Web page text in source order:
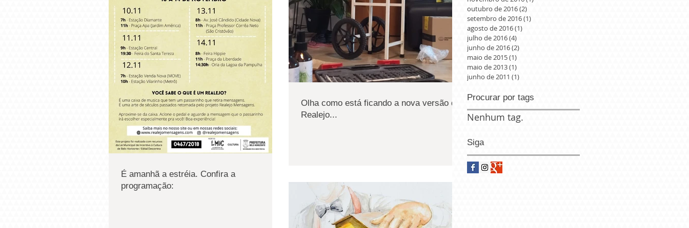
É amanhã a estréia. Confira a
programação:
Olha como está ficando a nova versão do
Realejo...
outubro de 2016(2)
setembro de 2016(1)
agosto de 2016(1)
julho de 2016(4)
junho de 2016(2)
maio de 2015(1)
maio de 2013(1)
junho de 2011 (1)
Procurar por tags
Nenhum tag.
Siga